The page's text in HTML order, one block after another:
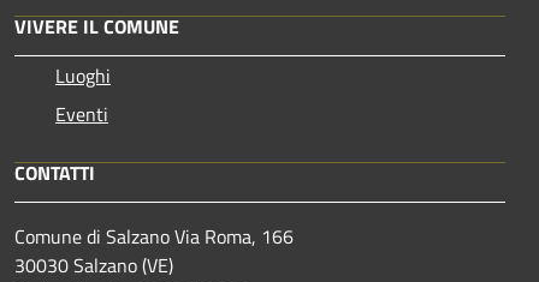
VIVERE IL COMUNE
Luoghi
Eventi
CONTATTI
Comune di Salzano Via Roma, 166
30030 Salzano (VE)